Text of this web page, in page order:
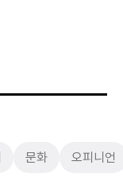
문화 오피니언